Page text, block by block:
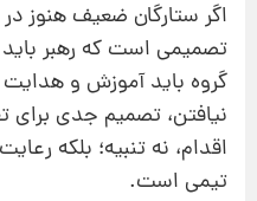
اگر ستارگان ضعیف هنوز
تصمیمی است که رهبر باید
گروه باید آموزش و
نیافتن، تصمیم جدی برای
اقدام، نه تنبیه؛ بلکه
تیمی است.